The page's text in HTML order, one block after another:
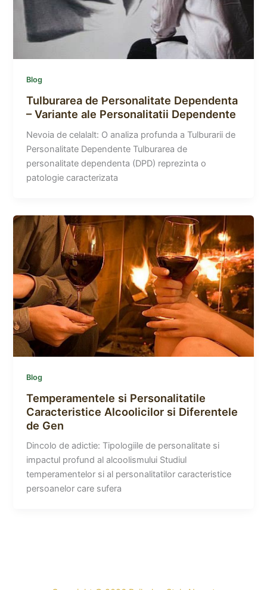
Blog
Tulburarea de Personalitate Dependenta
– Variante ale Personalitatii Dependente
Nevoia de celalalt: O analiza profunda a Tulburarii de
Personalitate Dependente Tulburarea de
personalitate dependenta (DPD) reprezinta o
patologie caracterizata
Blog
Temperamentele si Personalitatile
Caracteristice Alcoolicilor si Diferentele
de Gen
Dincolo de adictie: Tipologiile de personalitate si
impactul profund al alcoolismului Studiul
temperamentelor si al personalitatilor caracteristice
persoanelor care sufera